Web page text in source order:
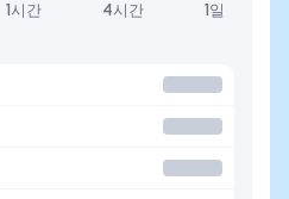
1시간 4시간 1일